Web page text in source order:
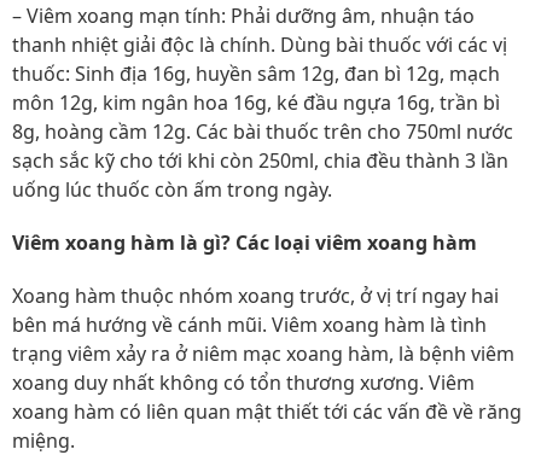
– Viêm xoang mạn tính: Phải dưỡng âm, nhuận táo
thanh nhiệt giải độc là chính. Dùng bài thuốc với các vị
thuốc: Sinh địa 16g, huyền sâm 12g, đan bì 12g, mạch
môn 12g, kim ngân hoa 16g, ké đầu ngựa 16g, trần bì
8g, hoàng cầm 12g. Các bài thuốc trên cho 750ml nước
sạch sắc kỹ cho tới khi còn 250ml, chia đều thành 3 lần
uống lúc thuốc còn ấm trong ngày.
Viêm xoang hàm là gì? Các loại viêm xoang hàm
Xoang hàm thuộc nhóm xoang trước, ở vị trí ngay hai
bên má hướng về cánh mũi. Viêm xoang hàm là tình
trạng viêm xảy ra ở niêm mạc xoang hàm, là bệnh viêm
xoang duy nhất không có tổn thương xương. Viêm
xoang hàm có liên quan mật thiết tới các vấn đề về răng
miệng.